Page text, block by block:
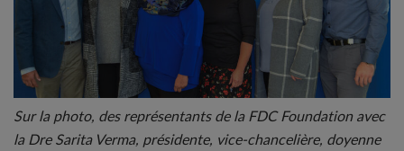
Sur la photo, des représentants de la FDC Foundation avec
la Dre Sarita Verma, présidente, vice-chancelière, doyenne